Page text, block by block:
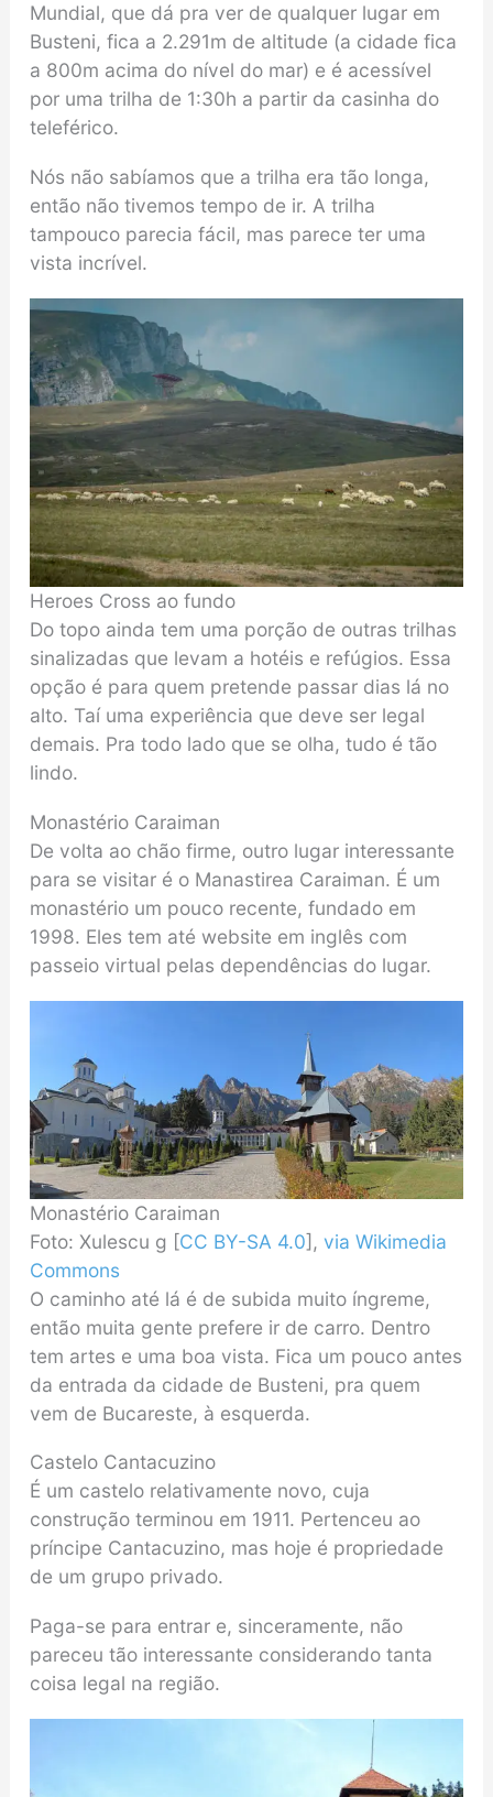
Mundial, que dá pra ver de qualquer lugar em
Busteni, fica a 2.291m de altitude (a cidade fica
a 800m acima do nível do mar) e é acessível
por uma trilha de 1:30h a partir da casinha do
teleférico.
Nós não sabíamos que a trilha era tão longa,
então não tivemos tempo de ir. A trilha
tampouco parecia fácil, mas parece ter uma
vista incrível.
Heroes Cross ao fundo
Do topo ainda tem uma porção de outras trilhas
sinalizadas que levam a hotéis e refúgios. Essa
opção é para quem pretende passar dias lá no
alto. Taí uma experiência que deve ser legal
demais. Pra todo lado que se olha, tudo é tão
lindo.
Monastério Caraiman
De volta ao chão firme, outro lugar interessante
para se visitar é o Manastirea Caraiman. É um
monastério um pouco recente, fundado em
1998. Eles tem até website em inglês com
passeio virtual pelas dependências do lugar.
Monastério Caraiman
Foto: Xulescu g [CC BY-SA 4.0], via Wikimedia
Commons
O caminho até lá é de subida muito íngreme,
então muita gente prefere ir de carro. Dentro
tem artes e uma boa vista. Fica um pouco antes
da entrada da cidade de Busteni, pra quem
vem de Bucareste, à esquerda.
Castelo Cantacuzino
É um castelo relativamente novo, cuja
construção terminou em 1911. Pertenceu ao
príncipe Cantacuzino, mas hoje é propriedade
de um grupo privado.
Paga-se para entrar e, sinceramente, não
pareceu tão interessante considerando tanta
coisa legal na região.